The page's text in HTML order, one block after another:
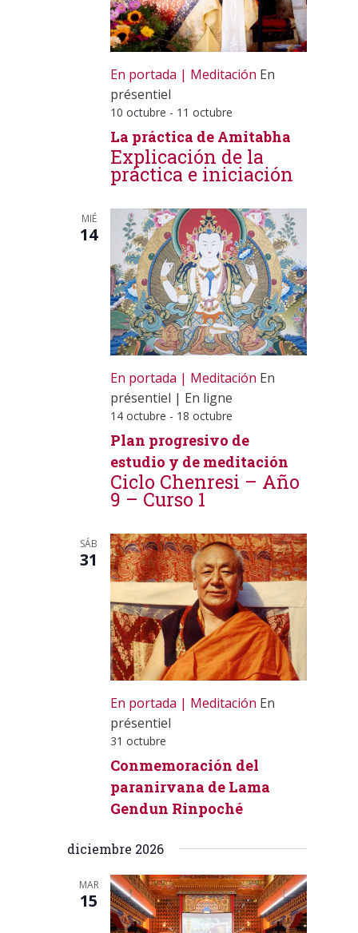
En portada Meditación En
présentiel
10 octubre - 11 octubre
La práctica de Amitabha
Explicación de la
práctica e iniciación
MIÉ
14
En portada Meditación En
présentiel | En ligne
14 octubre - 18 octubre
Plan progresivo de
estudio y de meditación
Ciclo Chenresi – Año
9 – Curso 1
SÁB
31
En portada Meditación En
présentiel
31 octubre
Conmemoración del
paranirvana de Lama
Gendun Rinpoché
diciembre 2026
MAR
15